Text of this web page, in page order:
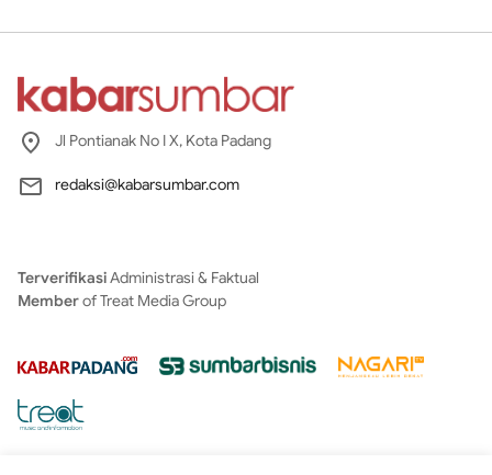
Jl Pontianak No I X, Kota Padang
redaksi@kabarsumbar.com
TerverifikasiAdministrasi & Faktual
Memberof Treat Media Group